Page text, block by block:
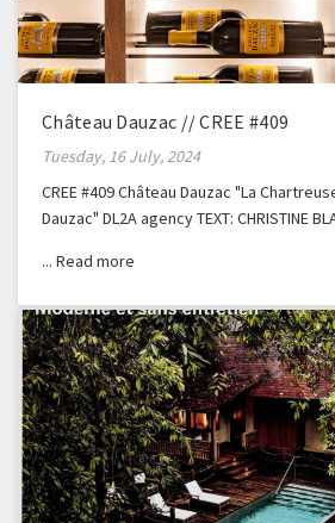
Château Dauzac // CREE #409
Tuesday, 16 July, 2024
CREE #409 Château Dauzac "La
Dauzac" DL2A agency TEXT: CHRISTINE